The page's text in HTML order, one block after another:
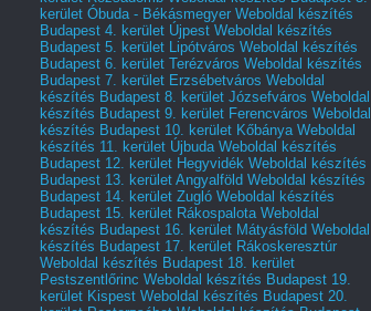
kerület Óbuda - Békásmegyer Weboldal készítés
Budapest 4. kerület Újpest Weboldal készítés
Budapest 5. kerület Lipótváros Weboldal készítés
Budapest 6. kerület Terézváros Weboldal készítés
Budapest 7. kerület Erzsébetváros Weboldal
készítés Budapest 8. kerület Józsefváros Weboldal
készítés Budapest 9. kerület Ferencváros Weboldal
készítés Budapest 10. kerület Kőbánya Weboldal
készítés 11. kerület Újbuda Weboldal készítés
Budapest 12. kerület Hegyvidék Weboldal készítés
Budapest 13. kerület Angyalföld Weboldal készítés
Budapest 14. kerület Zugló Weboldal készítés
Budapest 15. kerület Rákospalota Weboldal
készítés Budapest 16. kerület Mátyásföld Weboldal
készítés Budapest 17. kerület Rákoskeresztúr
Weboldal készítés Budapest 18. kerület
Pestszentlőrinc Weboldal készítés Budapest 19.
kerület Kispest Weboldal készítés Budapest 20.